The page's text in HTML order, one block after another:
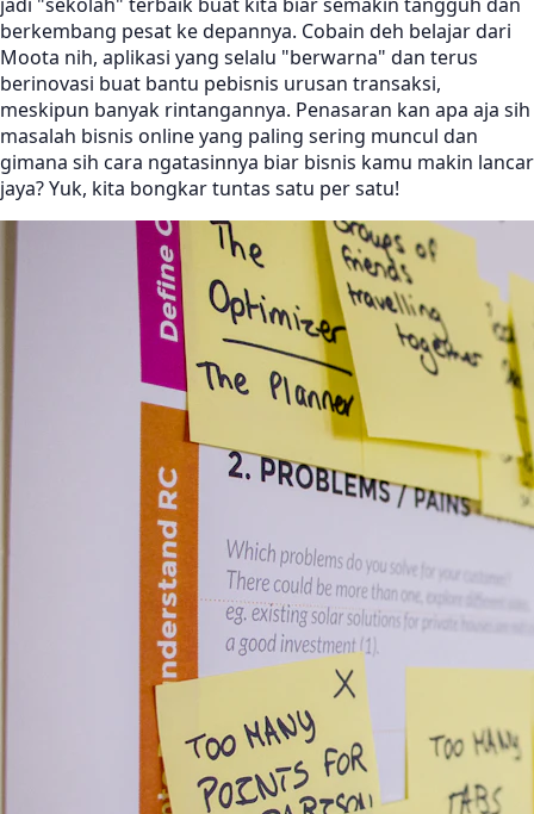
berkembang pesat ke depannya. Cobain deh belajar dari
Moota nih, aplikasi yang selalu "berwarna" dan terus
berinovasi buat bantu pebisnis urusan transaksi,
meskipun banyak rintangannya. Penasaran kan apa aja sih
masalah bisnis online yang paling sering muncul dan
gimana sih cara ngatasinnya biar bisnis kamu makin lancar
jaya? Yuk, kita bongkar tuntas satu per satu!